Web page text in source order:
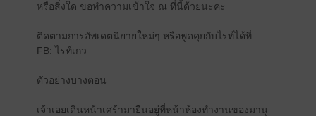
หรือสิ่งใด ขอทำความเข้าใจ ณ ที่นี้ด้วยนะคะ
ติดตามการอัพเดตนิยายใหม่ๆ หรือพูดคุยกับไรท์ได้ที่
FB: ไรท์เกว
ตัวอย่างบางตอน
เจ้าเอยเดินหน้าเศร้ามายืนอยู่ที่หน้าห้องทำงานของมานู